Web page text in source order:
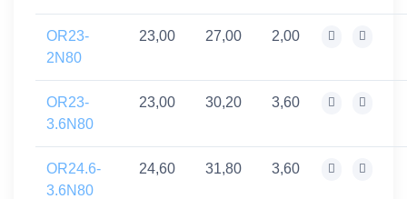
OR23-
2N80
23,00 27,00 2,00
OR23-
3.6N80
23,00 30,20 3,60
OR24.6-
3.6N80
24,60 31,80 3,60